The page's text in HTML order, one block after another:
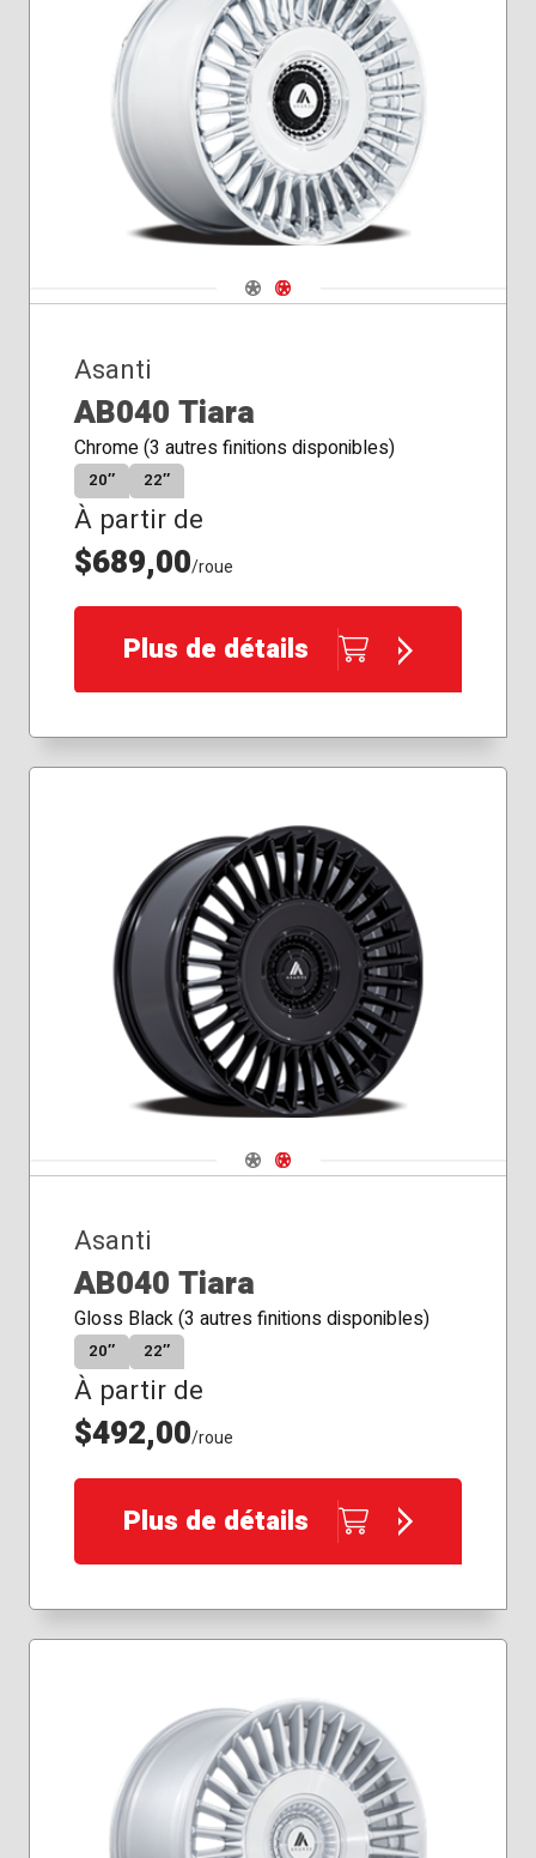
Navigate 1
Navigate 2
Asanti
AB040 Tiara
Chrome (3 autres finitions disponibles)
20″ 22″
À partir de
$689,00/roue
Plus de détails
Navigate 1
Navigate 2
Asanti
AB040 Tiara
Gloss Black (3 autres finitions disponibles)
20″ 22″
À partir de
$492,00/roue
Plus de détails